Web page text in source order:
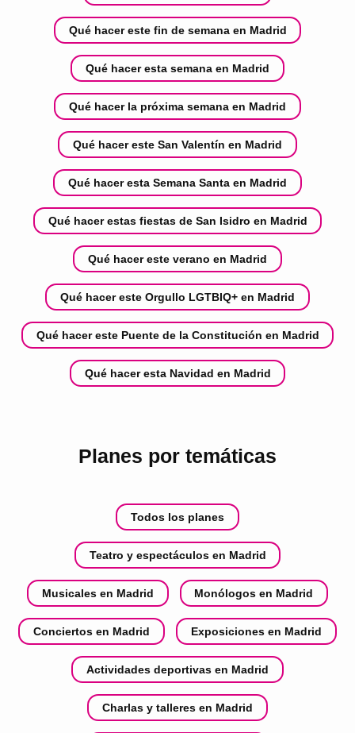
Qué hacer este fin de semana en Madrid
Qué hacer esta semana en Madrid
Qué hacer la próxima semana en Madrid
Qué hacer este San Valentín en Madrid
Qué hacer esta Semana Santa en Madrid
Qué hacer estas fiestas de San Isidro en Madrid
Qué hacer este verano en Madrid
Qué hacer este Orgullo LGTBIQ+ en Madrid
Qué hacer este Puente de la Constitución en Madrid
Qué hacer esta Navidad en Madrid
Planes por temáticas
Todos los planes
Teatro y espectáculos en Madrid
Musicales en Madrid Monólogos en Madrid
Conciertos en Madrid Exposiciones en Madrid
Actividades deportivas en Madrid
Charlas y talleres en Madrid